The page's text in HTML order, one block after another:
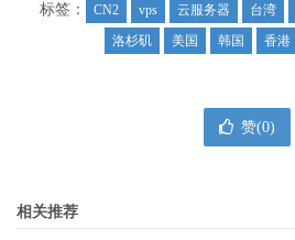
标签： CN2 vps 云服务器 台湾
洛杉矶
美国 韩国 香港
赞(0)
相关推荐